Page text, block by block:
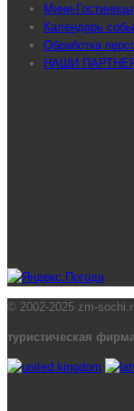
Мини-Гостиницы
Календарь
Обработка
НАШИ
© 2002-2025 zm-
туристическая